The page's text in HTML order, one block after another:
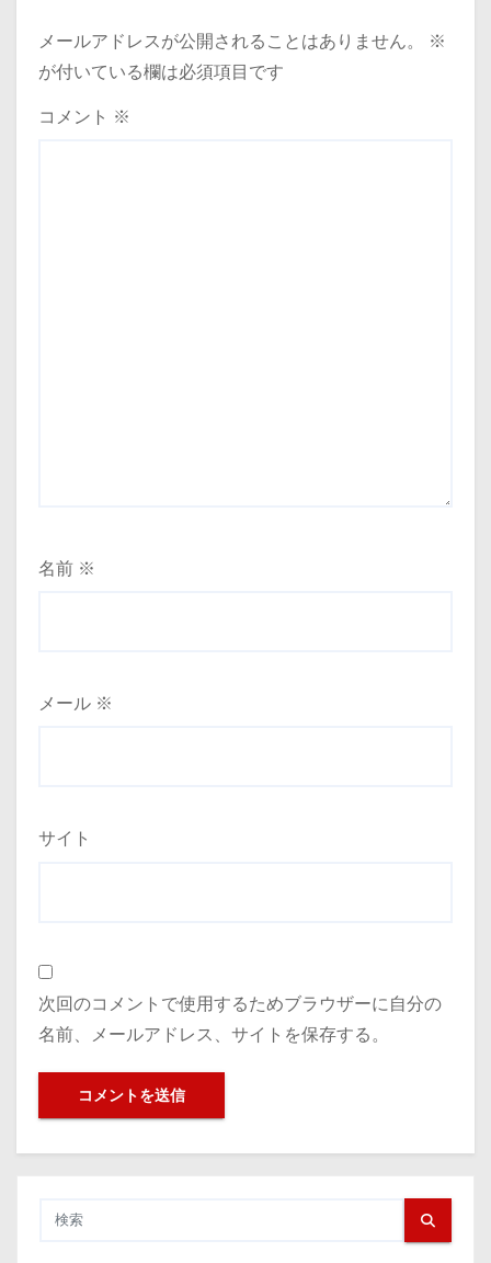
メールアドレスが公開されることはありません。
※
が付いている欄は必須項目です
コメント ※
名前 ※
メール ※
サイト
次回のコメントで使用するためブラウザーに自分の
名前、メールアドレス、サイトを保存する。